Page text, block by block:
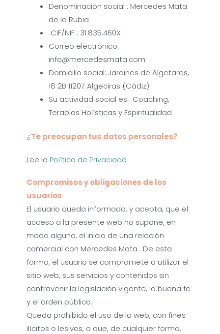
Denominación social : Mercedes Mata
de la Rubia
CIF/NIF : 31.835.460X
Correo electrónico:
info@mercedesmata.com
Domicilio social: Jardines de Algetares,
18 2B 11207 Algeciras (Cádiz)
Su actividad social es: Coaching,
Terapias Holísticas y Espiritualidad
¿Te preocupan tus datos personales?
Lee la Política de Privacidad
Compromisos y obligaciones de los
usuarios
El usuario queda informado, y acepta, que el
acceso a la presente web no supone, en
modo alguno, el inicio de una relación
comercial con Mercedes Mata . De esta
forma, el usuario se compromete a utilizar el
sitio web, sus servicios y contenidos sin
contravenir la legislación vigente, la buena fe
y el orden público.
Queda prohibido el uso de la web, con fines
ilícitos o lesivos, o que, de cualquier forma,